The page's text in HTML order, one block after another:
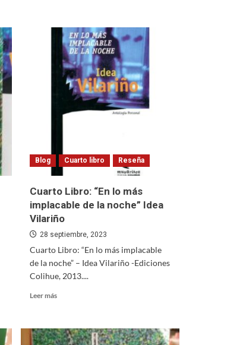
Cuarto
libro:
“La
guerra
de
gimnasios”,
César
Blog Cuarto libro Reseña
Cuarto Libro: “En lo más
implacable de la noche” Idea
Vilariño
28 septiembre, 2023
Cuarto Libro: “En lo más implacable
de la noche” – Idea Vilariño -Ediciones
Colihue, 2013....
Leer másRead
Cuarto
Libro: